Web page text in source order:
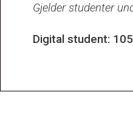
Gjelder studenter
Digital student: